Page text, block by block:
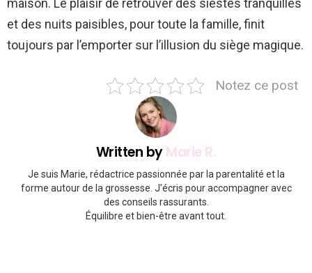
maison. Le plaisir de retrouver des siestes tranquilles
et des nuits paisibles, pour toute la famille, finit
toujours par l’emporter sur l’illusion du siège magique.
Notez ce post
Written byMarie R.
Je suis Marie, rédactrice passionnée par la parentalité et la
forme autour de la grossesse. J’écris pour accompagner avec
des conseils rassurants.
Équilibre et bien-être avant tout.